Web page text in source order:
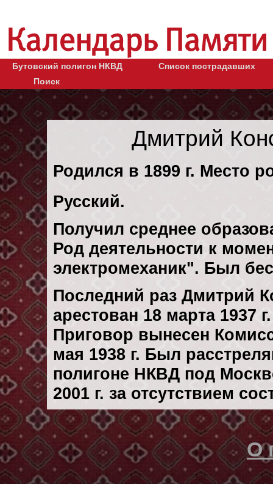
Бутовский полигон НКВД
Список пострадавших
Поиск
Дмитрий
Родился в 1899 г. Место
Русский.
Получил среднее
Род деятельности к
электромеханик". Был
Последний раз Дмитрий
арестован 18 марта 1937 г.
Приговор вынесен
мая 1938 г. Был
полигоне НКВД под
2001 г. за отсутствием
О